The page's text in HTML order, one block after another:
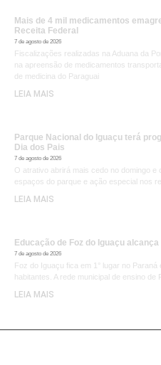
Mais de 4 mil medicamentos
Receita Federal
7 de agosto de 2026
Fiscalizações realizadas na Aduana da
na apreensão de medicamentos
de medicina do Paraguai
LEIA MAIS
Parque Nacional do Iguaçu terá
Dia dos Pais
7 de agosto de 2026
O atrativo abrirá mais cedo no domingo
espaços do parque e ação especial nos
LEIA MAIS
Educação de Foz do Iguaçu
7 de agosto de 2026
Foz do Iguaçu fica em 1° lugar no Paraná
habitantes. A rede municipal de ensino de
LEIA MAIS